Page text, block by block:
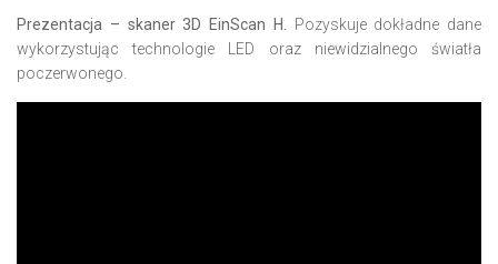
Prezentacja – skaner 3D EinScan H.
Pozyskuje dokładne dane
wykorzystując technologie LED oraz niewidzialnego światła
poczerwonego.